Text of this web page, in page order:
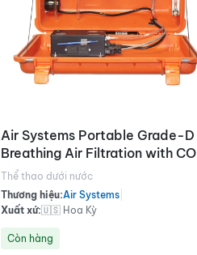
Air Systems Portable Grade-D
Breathing Air Filtration with CO
Monitor BB100-CO
Thể thao dưới nước
Thương hiệu:Air Systems
Xuất xứ:🇺🇸 Hoa Kỳ
Còn hàng